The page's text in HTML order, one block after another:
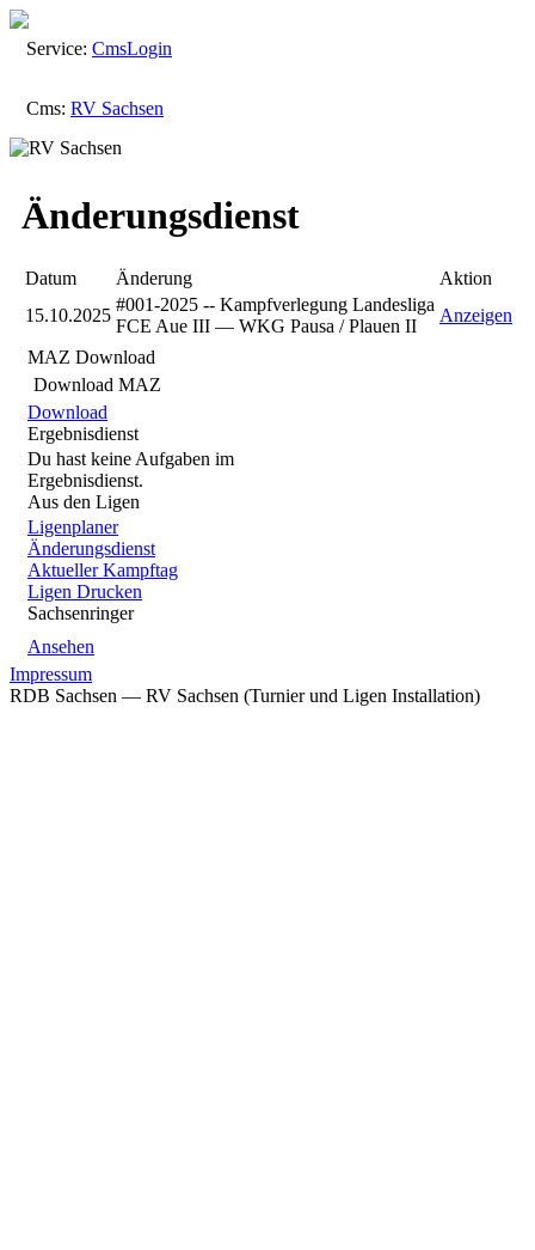
Cms: RV Sachsen
Service: CmsLogin
Änderungsdienst
Datum Änderung
Aktion
15.10.2025
#001-2025 -- Kampfverlegung Landesliga
FCE Aue III — WKG Pausa / Plauen II
Anzeigen
MAZ Download
Download MAZ
Download
Ergebnisdienst
Du hast keine Aufgaben im
Ergebnisdienst.
Aus den Ligen
Ligenplaner
Änderungsdienst
Aktueller Kampftag
Ligen Drucken
Sachsenringer
Ansehen
Impressum
RDB Sachsen — RV Sachsen (Turnier und Ligen Installation)